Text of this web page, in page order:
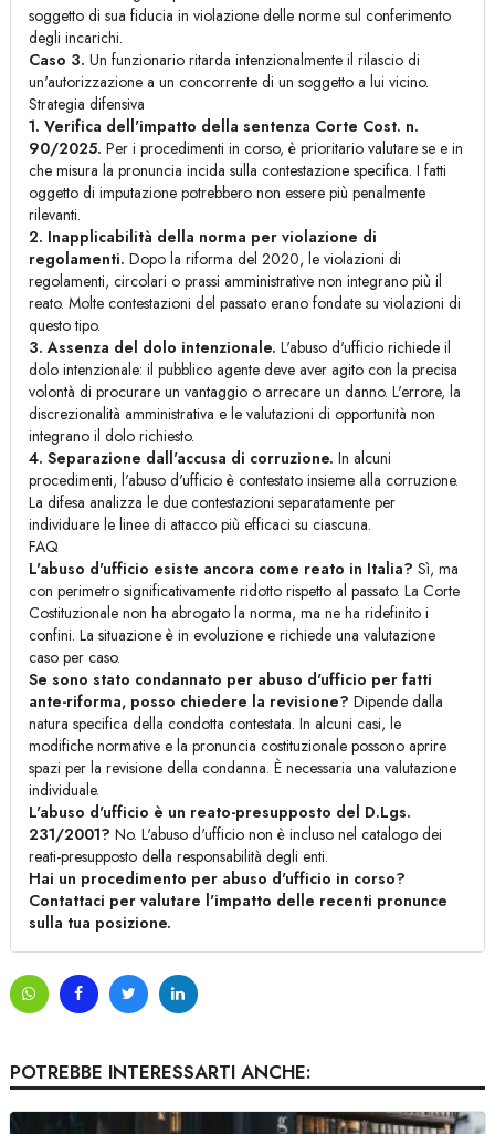
soggetto di sua fiducia in violazione delle norme sul conferimento
degli incarichi.
Caso 3. Un funzionario ritarda intenzionalmente il rilascio di
un'autorizzazione a un concorrente di un soggetto a lui vicino.
Strategia difensiva
1. Verifica dell'impatto della sentenza Corte Cost. n.
90/2025. Per i procedimenti in corso, è prioritario valutare se e in
che misura la pronuncia incida sulla contestazione specifica. I fatti
oggetto di imputazione potrebbero non essere più penalmente
rilevanti.
2. Inapplicabilità della norma per violazione di
regolamenti. Dopo la riforma del 2020, le violazioni di
regolamenti, circolari o prassi amministrative non integrano più il
reato. Molte contestazioni del passato erano fondate su violazioni di
questo tipo.
3. Assenza del dolo intenzionale. L'abuso d'ufficio richiede il
dolo intenzionale: il pubblico agente deve aver agito con la precisa
volontà di procurare un vantaggio o arrecare un danno. L'errore, la
discrezionalità amministrativa e le valutazioni di opportunità non
integrano il dolo richiesto.
4. Separazione dall'accusa di corruzione. In alcuni
procedimenti, l'abuso d'ufficio è contestato insieme alla corruzione.
La difesa analizza le due contestazioni separatamente per
individuare le linee di attacco più efficaci su ciascuna.
FAQ
L'abuso d'ufficio esiste ancora come reato in Italia? Sì, ma
con perimetro significativamente ridotto rispetto al passato. La Corte
Costituzionale non ha abrogato la norma, ma ne ha ridefinito i
confini. La situazione è in evoluzione e richiede una valutazione
caso per caso.
Se sono stato condannato per abuso d'ufficio per fatti
ante-riforma, posso chiedere la revisione? Dipende dalla
natura specifica della condotta contestata. In alcuni casi, le
modifiche normative e la pronuncia costituzionale possono aprire
spazi per la revisione della condanna. È necessaria una valutazione
individuale.
L'abuso d'ufficio è un reato-presupposto del D.Lgs.
231/2001? No. L'abuso d'ufficio non è incluso nel catalogo dei
reati-presupposto della responsabilità degli enti.
Hai un procedimento per abuso d'ufficio in corso?
Contattaci per valutare l'impatto delle recenti pronunce
sulla tua posizione.
POTREBBE INTERESSARTI ANCHE: